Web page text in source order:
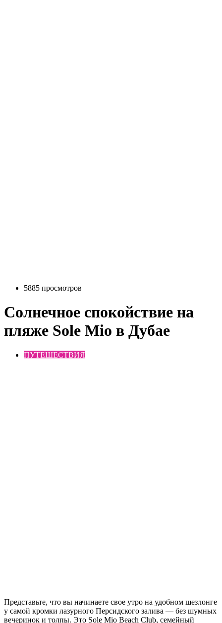
5885 просмотров
Солнечное спокойствие на
пляже Sole Mio в Дубае
ПУТЕШЕСТВИЯ
Представьте, что вы начинаете свое утро на удобном шезлонге
у самой кромки лазурного Персидского залива — без шумных
вечеринок и толпы. Это Sole Mio Beach Club, семейный